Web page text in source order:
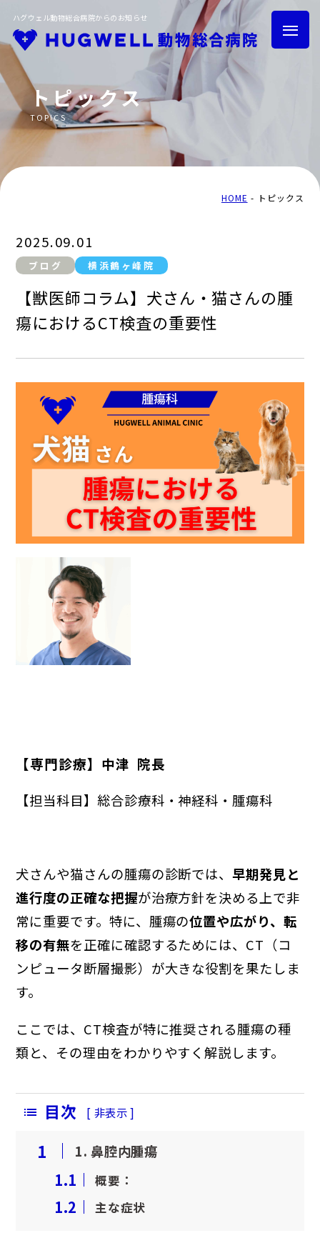
ハグウェル動物総合病院からのお知らせ
HOME
トピックス
採用情報
横浜鶴ヶ峰院
横浜鶴ヶ峰院
横浜鶴ヶ峰院
吉川美南院
（2026年5月11日開業）
耳科・皮膚科 循環器科
消化器科 栄養管理科
予防医療
避妊・去勢手術 予防ワクチン
健康診断
トピックス
TOPICS
HOME トピックス
2025.09.01
ブログ 横浜鶴ヶ峰院
【獣医師コラム】犬さん・猫さんの腫
瘍におけるCT検査の重要性
【専門診療】中津 院長
【担当科目】総合診療科・神経科・腫瘍科
犬さんや猫さんの腫瘍の診断では、早期発見と
進行度の正確な把握が治療方針を決める上で非
常に重要です。特に、腫瘍の位置や広がり、転
移の有無を正確に確認するためには、CT（コ
ンピュータ断層撮影）が大きな役割を果たしま
す。
ここでは、CT検査が特に推奨される腫瘍の種
類と、その理由をわかりやすく解説します。
目次 [ 非表示]
1 1. 鼻腔内腫瘍
1.1 概要：
1.2 主な症状